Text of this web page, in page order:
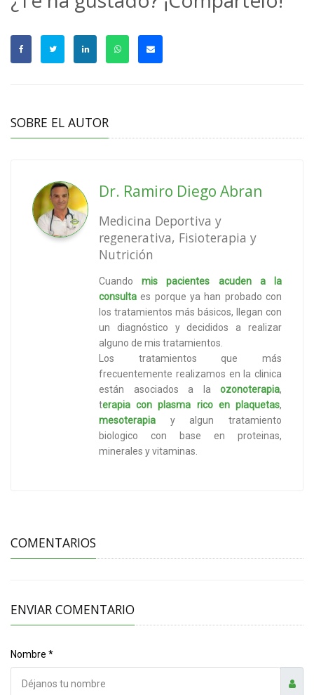
SOBRE EL AUTOR
Dr. Ramiro Diego Abran
Medicina Deportiva y
regenerativa, Fisioterapia y
Nutrición
Cuandomis pacientes acuden a la
consulta es porque ya han probado con
los tratamientos más básicos, llegan con
un diagnóstico y decididos a realizar
alguno de mis tratamientos.
Los tratamientos que más
frecuentemente realizamos en la clinica
están asociados a la ozonoterapia,
terapia con plasma rico en plaquetas,
mesoterapia y algun tratamiento
biologico con base en proteinas,
minerales y vitaminas.
COMENTARIOS
ENVIAR COMENTARIO
Nombre *